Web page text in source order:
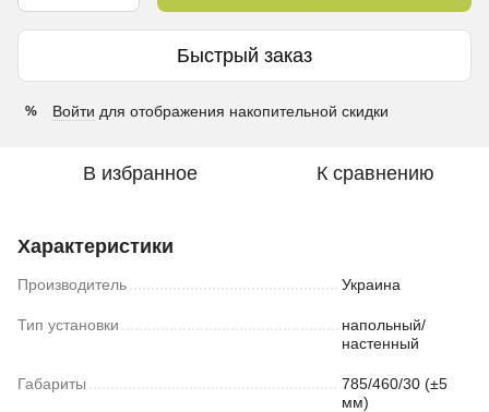
Быстрый заказ
% Войти для отображения накопительной скидки
В избранное К сравнению
Характеристики
Производитель Украина
Тип установки
напольный/
настенный
Габариты
785/460/30 (±5
мм)